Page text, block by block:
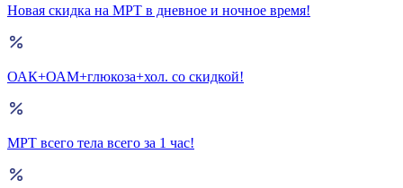
Новая скидка на МРТ в дневное и ночное время!
ОАК+ОАМ+глюкоза+хол. со скидкой!
МРТ всего тела всего за 1 час!